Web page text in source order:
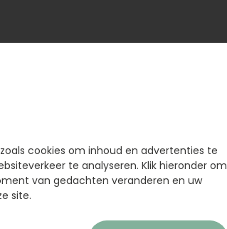
cookies om inhoud en advertenties te
te analyseren. Klik hieronder om
van gedachten veranderen en uw
site.